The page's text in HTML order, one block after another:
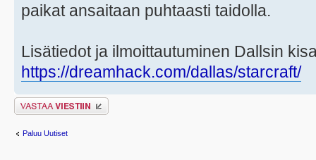
paikat ansaitaan puhtaasti taidolla.
Lisätiedot ja ilmoittautuminen Dallsin
https://dreamhack.com/dallas/starcraft/
Lähetä vastaus
Paluu Uutiset